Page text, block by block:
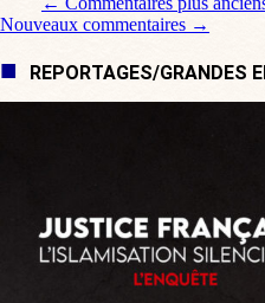
Navigation de
Nouveaux commentaires →
REPORTAGES/GRANDES